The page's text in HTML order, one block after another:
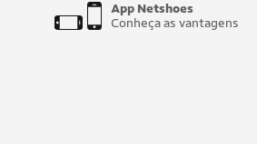
App Netshoes
Conheça as vantagens